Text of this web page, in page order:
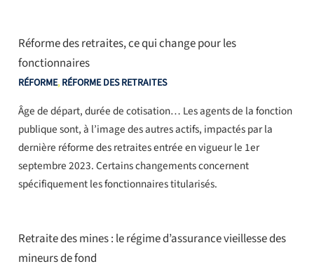
Réforme des retraites, ce qui change pour les
fonctionnaires
RÉFORME,RÉFORME DES RETRAITES
Âge de départ, durée de cotisation… Les agents de la fonction
publique sont, à l’image des autres actifs, impactés par la
dernière réforme des retraites entrée en vigueur le 1er
septembre 2023. Certains changements concernent
spécifiquement les fonctionnaires titularisés.
Retraite des mines : le régime d’assurance vieillesse des
mineurs de fond